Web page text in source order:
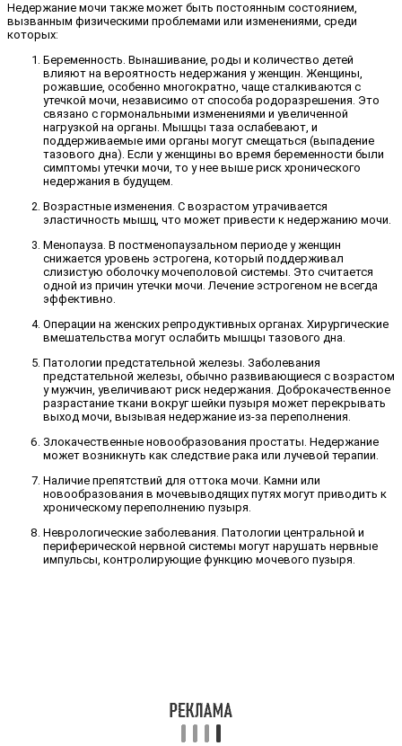
Недержание мочи также может быть постоянным состоянием,
вызванным физическими проблемами или изменениями, среди
которых:
Беременность. Вынашивание, роды и количество детей
влияют на вероятность недержания у женщин. Женщины,
рожавшие, особенно многократно, чаще сталкиваются с
утечкой мочи, независимо от способа родоразрешения. Это
связано с гормональными изменениями и увеличенной
нагрузкой на органы. Мышцы таза ослабевают, и
поддерживаемые ими органы могут смещаться (выпадение
тазового дна). Если у женщины во время беременности были
симптомы утечки мочи, то у нее выше риск хронического
недержания в будущем.
Возрастные изменения. С возрастом утрачивается
эластичность мышц, что может привести к недержанию мочи.
Менопауза. В постменопаузальном периоде у женщин
снижается уровень эстрогена, который поддерживал
слизистую оболочку мочеполовой системы. Это считается
одной из причин утечки мочи. Лечение эстрогеном не всегда
эффективно.
Операции на женских репродуктивных органах. Хирургические
вмешательства могут ослабить мышцы тазового дна.
Патологии предстательной железы. Заболевания
предстательной железы, обычно развивающиеся с возрастом
у мужчин, увеличивают риск недержания. Доброкачественное
разрастание ткани вокруг шейки пузыря может перекрывать
выход мочи, вызывая недержание из-за переполнения.
Злокачественные новообразования простаты. Недержание
может возникнуть как следствие рака или лучевой терапии.
Наличие препятствий для оттока мочи. Камни или
новообразования в мочевыводящих путях могут приводить к
хроническому переполнению пузыря.
Неврологические заболевания. Патологии центральной и
периферической нервной системы могут нарушать нервные
импульсы, контролирующие функцию мочевого пузыря.